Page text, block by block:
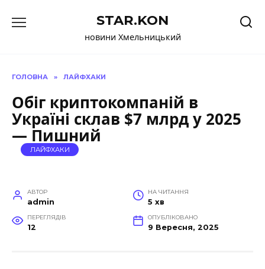
до
STAR.KON
новини Хмельницький
ГОЛОВНА » ЛАЙФХАКИ
Обіг криптокомпаній в
Україні склав $7 млрд у 2025
— Пишний
ЛАЙФХАКИ
АВТОР
admin
НА ЧИТАННЯ
5 хв
ПЕРЕГЛЯДІВ
12
ОПУБЛІКОВАНО
9 Вересня, 2025